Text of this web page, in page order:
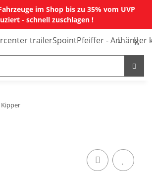
im Shop bis zu 35% vom UVP
- schnell zuschlagen !
Kipper